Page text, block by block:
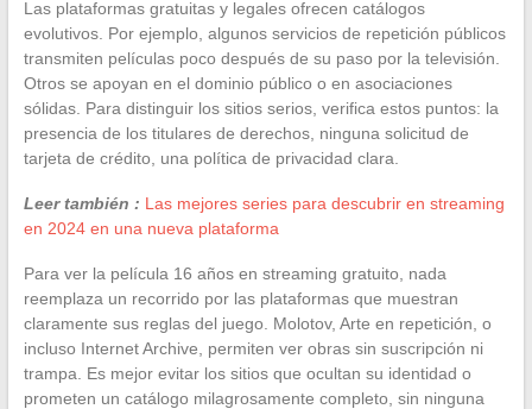
Las plataformas gratuitas y legales ofrecen catálogos
evolutivos. Por ejemplo, algunos servicios de repetición públicos
transmiten películas poco después de su paso por la televisión.
Otros se apoyan en el dominio público o en asociaciones
sólidas. Para distinguir los sitios serios, verifica estos puntos: la
presencia de los titulares de derechos, ninguna solicitud de
tarjeta de crédito, una política de privacidad clara.
Leer también : Las mejores series para descubrir en streaming
en 2024 en una nueva plataforma
Para ver la película 16 años en streaming gratuito, nada
reemplaza un recorrido por las plataformas que muestran
claramente sus reglas del juego. Molotov, Arte en repetición, o
incluso Internet Archive, permiten ver obras sin suscripción ni
trampa. Es mejor evitar los sitios que ocultan su identidad o
prometen un catálogo milagrosamente completo, sin ninguna